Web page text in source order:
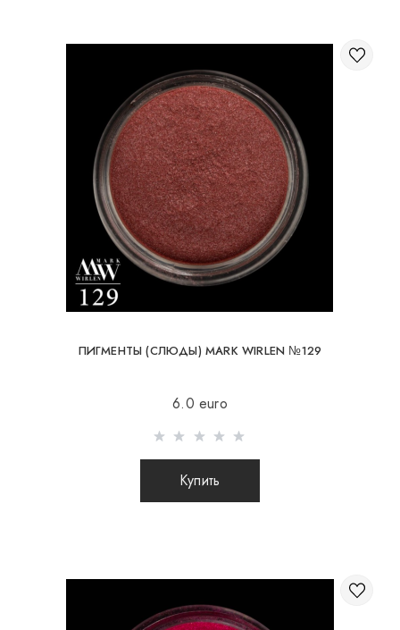
При отправке заказа заграницу через
перевозчика, интернет магазин не несет
ответственности за сохранность и целостность
ПИГМЕНТЫ (СЛЮДЫ) MARK WIRLEN №129
6.0 euro
Купить